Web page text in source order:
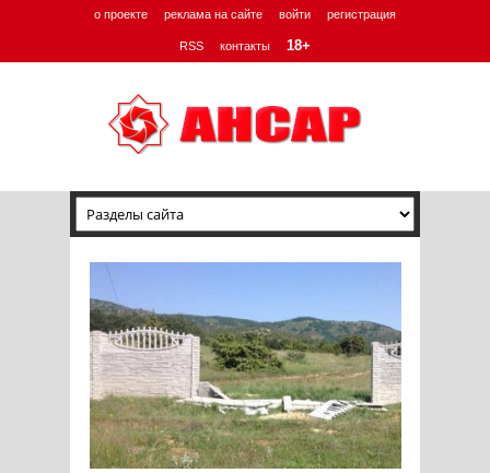
о проекте реклама на сайте войти регистрация
RSS контакты 18+